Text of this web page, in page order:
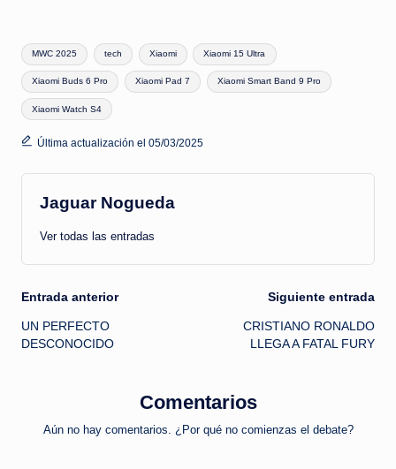
Etiquetas:
MWC 2025 tech Xiaomi Xiaomi 15 Ultra
Xiaomi Buds 6 Pro Xiaomi Pad 7 Xiaomi Smart Band 9 Pro
Xiaomi Watch S4
Última actualización el 05/03/2025
Jaguar Nogueda
Ver todas las entradas
Navegación
de
Entrada anterior
UN PERFECTO
DESCONOCIDO
Siguiente entrada
CRISTIANO RONALDO
LLEGA A FATAL FURY
Comentarios
Aún no hay comentarios. ¿Por qué no comienzas el debate?